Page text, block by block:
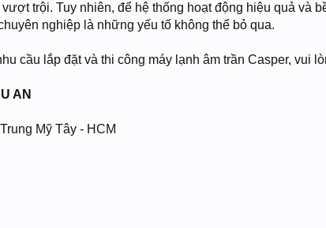
trội. Tuy nhiên, để hệ thống hoạt động hiệu quả và
nghiệp là những yếu tố không thể bỏ qua.
cầu lắp đặt và thi công máy lạnh âm trần Casper, vui
AN
Mỹ Tây - HCM